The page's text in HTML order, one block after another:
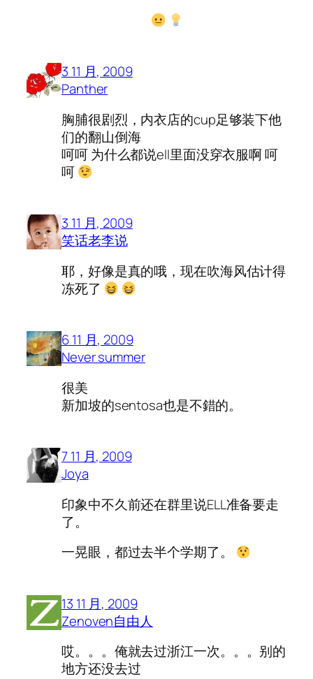
3 11 月, 2009
Panther
胸脯很剧烈，内衣店的cup足够装下他
们的翻山倒海
呵呵 为什么都说ell里面没穿衣服啊 呵
呵
3 11 月, 2009
笑话老李说
耶，好像是真的哦，现在吹海风估计得
冻死了
6 11 月, 2009
Never summer
很美
新加坡的sentosa也是不錯的。
7 11 月, 2009
Joya
印象中不久前还在群里说ELL准备要走
了。
一晃眼，都过去半个学期了。
13 11 月, 2009
Zenoven自由人
哎。。。俺就去过浙江一次。。。别的
地方还没去过